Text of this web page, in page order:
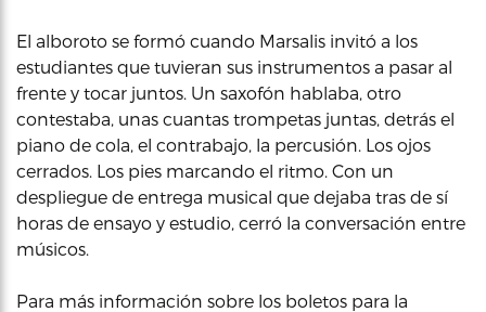
El alboroto se formó cuando Marsalis invitó a los
estudiantes que tuvieran sus instrumentos a pasar al
frente y tocar juntos. Un saxofón hablaba, otro
contestaba, unas cuantas trompetas juntas, detrás el
piano de cola, el contrabajo, la percusión. Los ojos
cerrados. Los pies marcando el ritmo. Con un
despliegue de entrega musical que dejaba tras de sí
horas de ensayo y estudio, cerró la conversación entre
músicos.
Para más información sobre los boletos para la